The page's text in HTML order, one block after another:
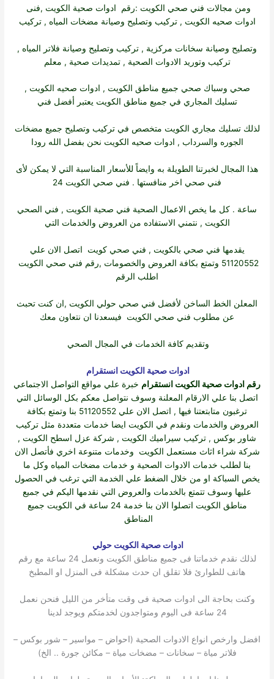
ومن مجالات فني صحي الكويت :رقم ادوات صحية الكويت ,فنى
ادوات صحيه الكويت , تركيب وتصليح وصيانة مضخات المياه , تركيب
وتصليح وصيانة سخانات مركزية , تركيب وتصليح وصيانة فلاتر المياه ,
تركيب وتوريد الادوات الصحية , تمديدات صحية , معلم
صحي وسباك صحي جميع مناطق الكويت , ادوات صحيه الكويت ,
تسليك المجاري في جميع مناطق الكويت يعتبر أفضل فني
لذلك تسليك مجاري الكويت متخصص في تركيب وتصليح جميع مضخات
الجوره والسرداب , ادوات صحيه الكويت نحن بفضل الله رودا
هذا المجال لخبرتنا الطويلة به وايضاً للأسعار المناسبة التي لا يمكن لأى
فني صحي اخر منافستها . فني صحي الكويت 24
ساعة . كل ما يخص الاعمال الصحية فني صحية الكويت , فني الصحي
الكويت , نتمني الاستفاده من العروض والخدمات التي
يقدمها فني صحي بالكويت , فني صحي كويت اتصل الان علي
51120552 وتمتع بكافة العروض والخصومات ,
رقم فني صحي الكويت
اطلب الرقم
المعلن الخط الساخن لأفضل فني صحي حولي الكويت ,ان كنت تحبث
عن مطلوب فني صحي الكويت فيسعدنا ان نتعاون معك
وتقديم كافة الخدمات في المجال الصحي
ادوات صحية الكويت انستقرام
رقم ادوات صحية الكويت انستقرام خبرة علي مواقع التواصل الاجتماعي
اتصل بنا علي الارقام المعلنة وسوف نتواصل معكم بكل الوسائل التي
ترغبون متابتعتنا فيها , اتصل الان علي 51120552 بنا وتمتع بكافة
العروض والخدمات ونقدم في الكويت ايضا خدمات متعددة مثلتركيب
شاور بوكس , تركيب سيراميك الكويت , شركة عزل اسطح الكويت ,
شركة شراء اثاث مستعمل الكويت وخدمات متنوعة اخري فأتصل الان
بنا لطلب خدمات الادوات الصحية و خدمات مضخات المياه وكل ما
يخص السباكة او من خلال الضغط علي الخدمة التي ترغب في الحصول
عليها وسوف تتمتع بالخدمات والعروض التي نقدمها اليكم في جميع
مناطق الكويت اتصلوا الان بنا خدمة 24 ساعة في الكويت جميع
المناطق
ادوات صحية الكويت حولي
لذلك نقدم خدماتنا فى جميع مناطق الكويت ونعمل 24 ساعة مع رقم
هاتف للطوارئ فلا تقلق ان حدث مشكلة فى المنزل او المطبخ
وكنت بحاجة الى ادوات صحية فى وقت متأخر من الليل فنحن نعمل
24 ساعة فى اليوم ومتواجدون لخدمتكم ويوجد لدينا
افضل وارخص انواع الادوات الصحية (احواض – مواسير – شور بوكس –
فلاتر مياة – سخانات – مضخات مياة – مكائن جورة .. الخ)